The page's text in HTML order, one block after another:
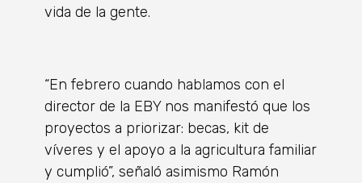
vida de la gente.
“En febrero cuando hablamos con el
director de la EBY nos manifestó que los
proyectos a priorizar: becas, kit de
víveres y el apoyo a la agricultura familiar
y cumplió”, señaló asimismo Ramón